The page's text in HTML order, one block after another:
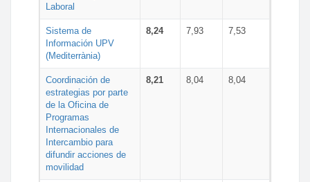
Laboral
Sistema de
Información UPV
(Mediterrània)
8,24 7,93 7,53
Coordinación de
estrategias por parte
de la Oficina de
Programas
Internacionales de
Intercambio para
difundir acciones de
movilidad
8,21 8,04 8,04